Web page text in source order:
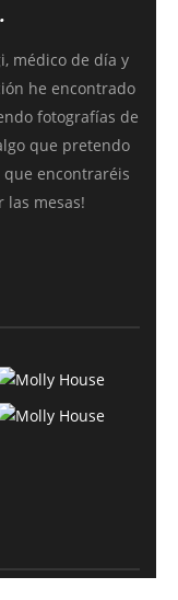
médico de día y
he encontrado
fotografías de
que pretendo
encontraréis
las mesas!